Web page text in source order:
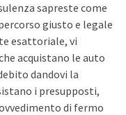
sapreste come
giusto e legale
esattoriale, vi
acquistano le auto
dandovi la
i presupposti,
di fermo